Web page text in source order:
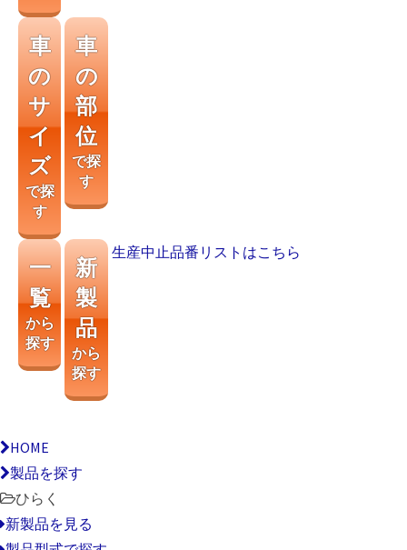
車
の
サ
イ
ズ
で探
す
車
の
部
位
で探
す
一
覧
から
探す
新
製
品
から
探す
生産中止品番リストはこちら
HOME
製品を探す
ひらく
新製品を見る